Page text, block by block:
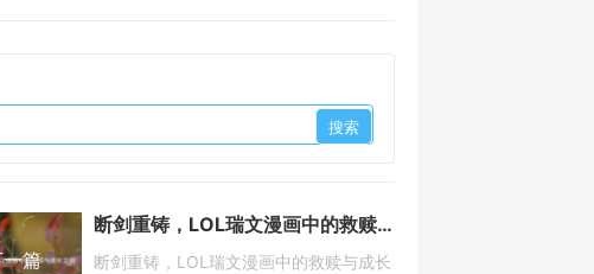
篇
断剑重铸，LOL瑞文漫画中的救赎与成长之路
断剑重铸，LOL瑞文漫画中的救赎与成长